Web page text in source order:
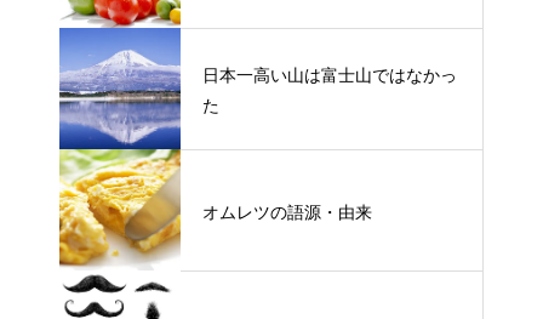
日本一高い山は富士山ではなかっ
た
オムレツの語源・由来